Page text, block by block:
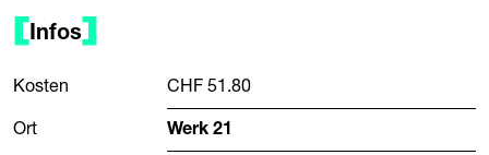
Infos
Kosten CHF 51.80
Ort Werk 21